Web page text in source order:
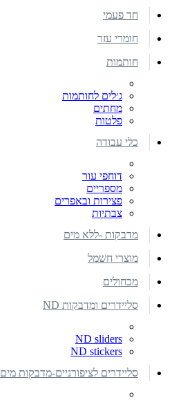
חד פעמי
חומרי עזר
חותמות
ג׳לים לחותמות
מחתים
פלטות
כלי עבודה
דוחפי עור
מספריים
פצירות ובאפרים
צבתיות
מדבקות -ללא מים
מוצרי חשמל
מכחולים
סליידרים ומדבקות ND
ND sliders
ND stickers
סליידרים לציפורניים-מדבקות מים